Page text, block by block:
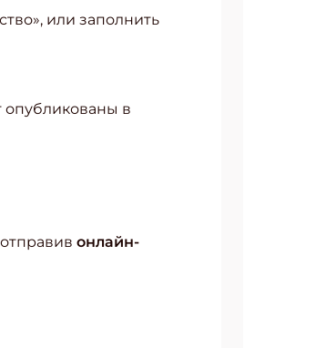
или заполнить
опубликованы в
онлайн-